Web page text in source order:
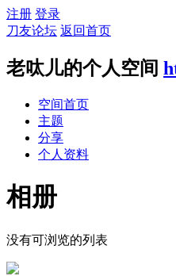
注册 登录
刀友论坛 返回首页
老呔儿的个人空间
空间首页
主题
分享
个人资料
相册
没有可浏览的列表